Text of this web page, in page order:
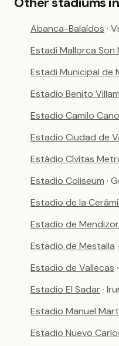
Abanca-Balaídos ·
Estadi Mallorca Son
Estadi Municipal de
Estadio Benito
Estadio Camilo Cano
Estadio Ciudad de
Estádio Cívitas
Estadio Coliseum ·
Estadio de la
Estadio de
Estadio de Mestalla
Estadio de Vallecas
Estadio El Sadar·
Estadio Manuel
Estadio Nuevo